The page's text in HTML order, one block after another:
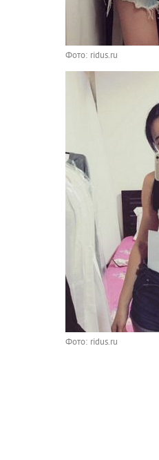
Фото: ridus.ru
Фото: ridus.ru